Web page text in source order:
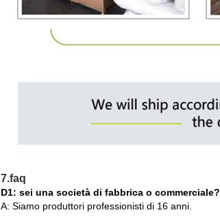
7.faq
D1: sei una società di fabbrica o commerciale?
A: Siamo produttori professionisti di 16 anni.